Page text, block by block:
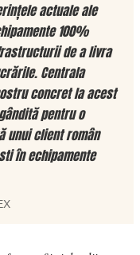
actuale ale
100%
de a livra
Centrala
concret la acest
pentru o
unui client român
în echipamente